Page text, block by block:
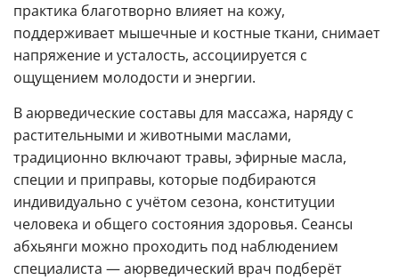
практика благотворно влияет на кожу,
поддерживает мышечные и костные ткани, снимает
напряжение и усталость, ассоциируется с
ощущением молодости и энергии.
В аюрведические составы для массажа, наряду с
растительными и животными маслами,
традиционно включают травы, эфирные масла,
специи и приправы, которые подбираются
индивидуально с учётом сезона, конституции
человека и общего состояния здоровья. Сеансы
абхьянги можно проходить под наблюдением
специалиста — аюрведический врач подберёт